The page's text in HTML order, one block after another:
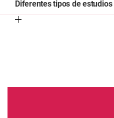
Diferentes tipos de